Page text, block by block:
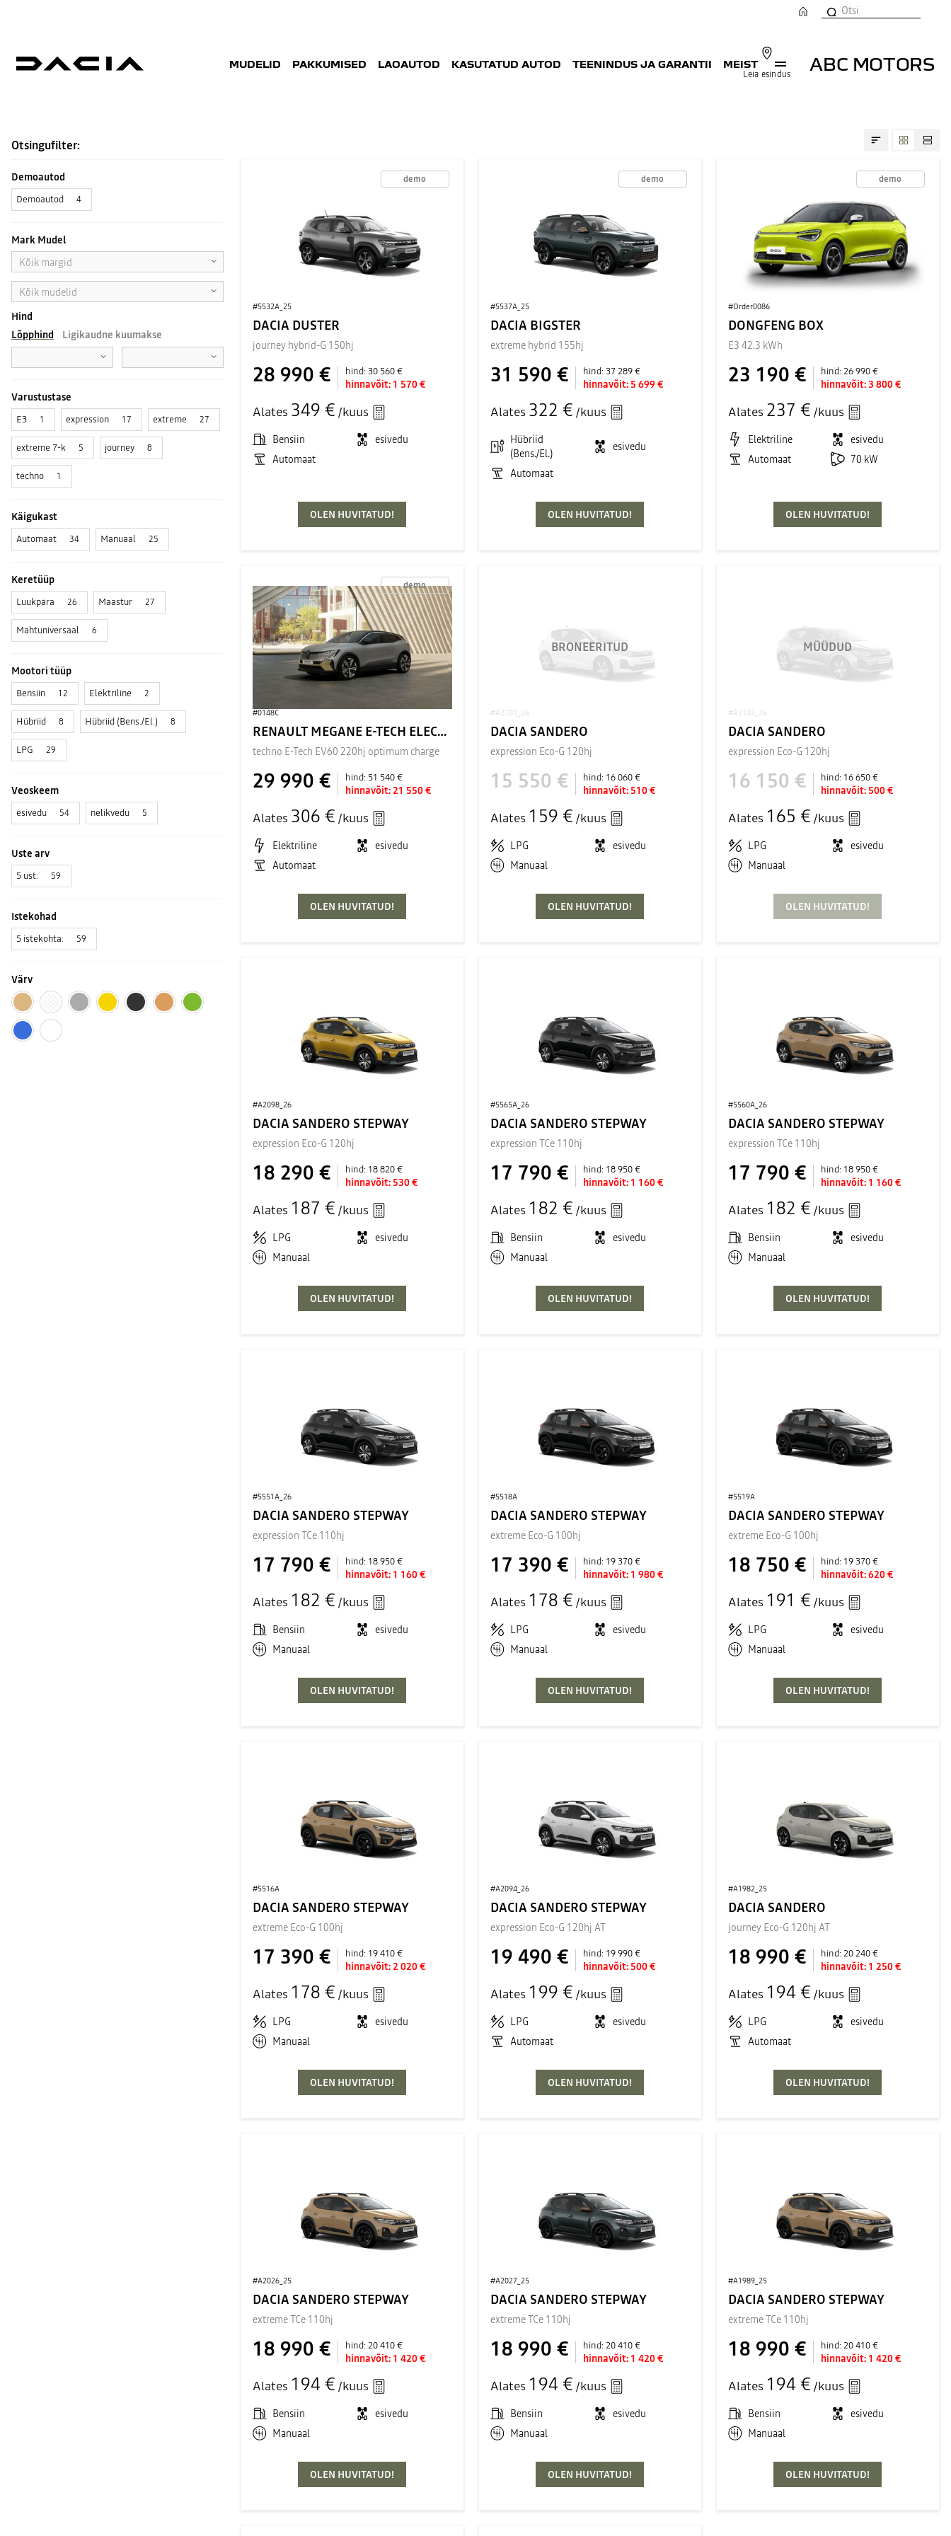
Leia esindus
ABC MOTORS
MUDELID PAKKUMISED LAOAUTOD KASUTATUD AUTOD TEENINDUS JA GARANTII MEIST
LAOAUTOD
Otsingufilter:
Demoautod
Demoautod 4
Mark Mudel
Kõik margid
Kõik mudelid
Hind
Lõpphind
Ligikaudne kuumakse
Varustustase
E3 1 expression 17 extreme 27
extreme 7-k 5 journey 8
techno 1
Käigukast
Automaat 34 Manuaal 25
Keretüüp
Luukpära 26 Maastur 27
Mahtuniversaal 6
Mootori tüüp
Bensiin 12 Elektriline 2
Hübriid 8 Hübriid (Bens./El.) 8
LPG 29
Veoskeem
esivedu 54 nelikvedu 5
Uste arv
5 ust: 59
Istekohad
5 istekohta: 59
Värv
demo
#5532A_25
DACIA DUSTER
journey hybrid-G 150hj
28 990 € hind:30 560 €
hinnavõit: 1 570 €
Alates 349 € /kuus
Bensiin
esivedu
Automaat
OLEN HUVITATUD!
demo
#5537A_25
DACIA BIGSTER
extreme hybrid 155hj
31 590 € hind:37 289 €
hinnavõit: 5 699 €
Alates 322 € /kuus
Hübriid
(Bens./El.)
esivedu
Automaat
OLEN HUVITATUD!
demo
#Order0086
DONGFENG BOX
E3 42.3 kWh
23 190 € hind:26 990 €
hinnavõit:3 800 €
Alates 237 € /kuus
Elektriline
esivedu
Automaat
70 kW
OLEN HUVITATUD!
demo
#0148C
RENAULT MEGANE E-TECH ELECTRIC
techno E-Tech EV60 220hj optimum charge
29 990 € hind: 51 540 €
hinnavõit:21 550 €
Alates 306 € /kuus
Elektriline
esivedu
Automaat
OLEN HUVITATUD!
#A2101_26
BRONEERITUD
DACIA SANDERO
expression Eco-G 120hj
15 550 € hind: 16 060 €
hinnavõit: 510 €
Alates 159 € /kuus
LPG
esivedu
Manuaal
OLEN HUVITATUD!
#A2102_26
MÜÜDUD
DACIA SANDERO
expression Eco-G 120hj
16 150 € hind: 16 650 €
hinnavõit: 500 €
Alates 165 € /kuus
LPG
esivedu
Manuaal
OLEN HUVITATUD!
#A2098_26
DACIA SANDERO STEPWAY
expression Eco-G 120hj
18 290 € hind: 18 820 €
hinnavõit: 530 €
Alates 187 € /kuus
LPG
esivedu
Manuaal
OLEN HUVITATUD!
#5565A_26
DACIA SANDERO STEPWAY
expression TCe 110hj
17 790 € hind: 18 950 €
hinnavõit: 1 160 €
Alates 182 € /kuus
Bensiin
esivedu
Manuaal
OLEN HUVITATUD!
#5560A_26
DACIA SANDERO STEPWAY
expression TCe 110hj
17 790 € hind: 18 950 €
hinnavõit: 1 160 €
Alates 182 € /kuus
Bensiin
esivedu
Manuaal
OLEN HUVITATUD!
#5551A_26
DACIA SANDERO STEPWAY
expression TCe 110hj
17 790 € hind: 18 950 €
hinnavõit: 1 160 €
Alates 182 € /kuus
Bensiin
esivedu
Manuaal
OLEN HUVITATUD!
#5518A
DACIA SANDERO STEPWAY
extreme Eco-G 100hj
17 390 € hind: 19 370 €
hinnavõit: 1 980 €
Alates 178 € /kuus
LPG
esivedu
Manuaal
OLEN HUVITATUD!
#5519A
DACIA SANDERO STEPWAY
extreme Eco-G 100hj
18 750 € hind: 19 370 €
hinnavõit:620 €
Alates 191 € /kuus
LPG
esivedu
Manuaal
OLEN HUVITATUD!
#5516A
DACIA SANDERO STEPWAY
extreme Eco-G 100hj
17 390 € hind: 19 410 €
hinnavõit:2 020 €
Alates 178 € /kuus
LPG
esivedu
Manuaal
OLEN HUVITATUD!
#A2094_26
DACIA SANDERO STEPWAY
expression Eco-G 120hj AT
19 490 € hind: 19 990 €
hinnavõit: 500 €
Alates 199 € /kuus
LPG
esivedu
Automaat
OLEN HUVITATUD!
#A1982_25
DACIA SANDERO
journey Eco-G 120hj AT
18 990 € hind:20 240 €
hinnavõit: 1 250 €
Alates 194 € /kuus
LPG
esivedu
Automaat
OLEN HUVITATUD!
#A2026_25
DACIA SANDERO STEPWAY
extreme TCe 110hj
18 990 € hind:20 410 €
hinnavõit: 1 420 €
Alates 194 € /kuus
Bensiin
esivedu
Manuaal
OLEN HUVITATUD!
#A2027_25
DACIA SANDERO STEPWAY
extreme TCe 110hj
18 990 € hind:20 410 €
hinnavõit: 1 420 €
Alates 194 € /kuus
Bensiin
esivedu
Manuaal
OLEN HUVITATUD!
#A1989_25
DACIA SANDERO STEPWAY
extreme TCe 110hj
18 990 € hind:20 410 €
hinnavõit: 1 420 €
Alates 194 € /kuus
Bensiin
esivedu
Manuaal
OLEN HUVITATUD!